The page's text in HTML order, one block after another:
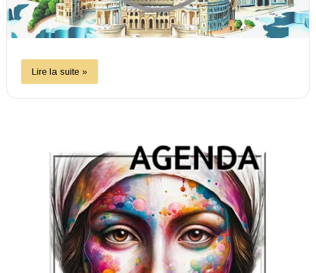
Lire la suite »